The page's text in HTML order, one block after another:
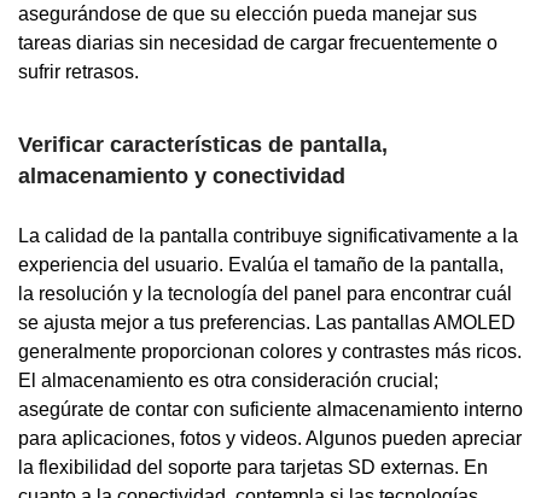
asegurándose de que su elección pueda manejar sus
tareas diarias sin necesidad de cargar frecuentemente o
sufrir retrasos.
Verificar características de pantalla,
almacenamiento y conectividad
La calidad de la pantalla contribuye significativamente a la
experiencia del usuario. Evalúa el tamaño de la pantalla,
la resolución y la tecnología del panel para encontrar cuál
se ajusta mejor a tus preferencias. Las pantallas AMOLED
generalmente proporcionan colores y contrastes más ricos.
El almacenamiento es otra consideración crucial;
asegúrate de contar con suficiente almacenamiento interno
para aplicaciones, fotos y videos. Algunos pueden apreciar
la flexibilidad del soporte para tarjetas SD externas. En